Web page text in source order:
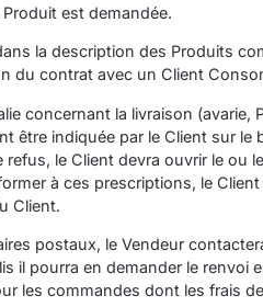
est demandée.
la description des Produits
du contrat avec un Client
concernant la livraison
indiquée par le Client sur le
le Client devra ouvrir le ou
à ces prescriptions, le
Client.
postaux, le Vendeur
il pourra en demander le renvoi
les commandes dont les frais